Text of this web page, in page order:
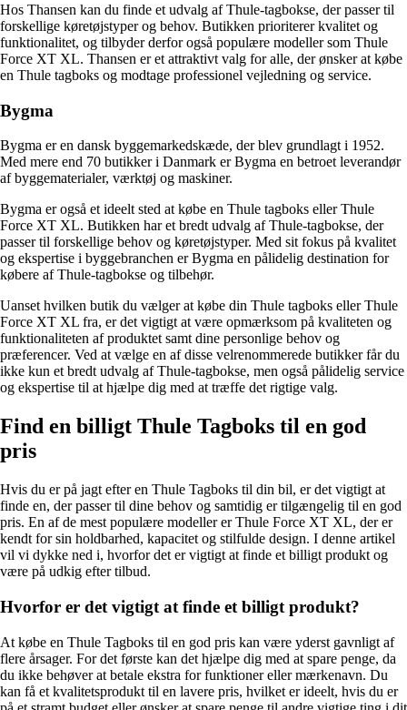
Hos Thansen kan du finde et udvalg af Thule-tagbokse, der passer til
forskellige køretøjstyper og behov. Butikken prioriterer kvalitet og
funktionalitet, og tilbyder derfor også populære modeller som Thule
Force XT XL. Thansen er et attraktivt valg for alle, der ønsker at købe
en Thule tagboks og modtage professionel vejledning og service.
Bygma
Bygma er en dansk byggemarkedskæde, der blev grundlagt i 1952.
Med mere end 70 butikker i Danmark er Bygma en betroet leverandør
af byggematerialer, værktøj og maskiner.
Bygma er også et ideelt sted at købe en Thule tagboks eller Thule
Force XT XL. Butikken har et bredt udvalg af Thule-tagbokse, der
passer til forskellige behov og køretøjstyper. Med sit fokus på kvalitet
og ekspertise i byggebranchen er Bygma en pålidelig destination for
købere af Thule-tagbokse og tilbehør.
Uanset hvilken butik du vælger at købe din Thule tagboks eller Thule
Force XT XL fra, er det vigtigt at være opmærksom på kvaliteten og
funktionaliteten af produktet samt dine personlige behov og
præferencer. Ved at vælge en af ​​disse velrenommerede butikker får du
ikke kun et bredt udvalg af Thule-tagbokse, men også pålidelig service
og ekspertise til at hjælpe dig med at træffe det rigtige valg.
Find en billigt Thule Tagboks til en god
pris
Hvis du er på jagt efter en Thule Tagboks til din bil, er det vigtigt at
finde en, der passer til dine behov og samtidig er tilgængelig til en god
pris. En af de mest populære modeller er Thule Force XT XL, der er
kendt for sin holdbarhed, kapacitet og stilfulde design. I denne artikel
vil vi dykke ned i, hvorfor det er vigtigt at finde et billigt produkt og
være på udkig efter tilbud.
Hvorfor er det vigtigt at finde et billigt produkt?
At købe en Thule Tagboks til en god pris kan være yderst gavnligt af
flere årsager. For det første kan det hjælpe dig med at spare penge, da
du ikke behøver at betale ekstra for funktioner eller mærkenavn. Du
kan få et kvalitetsprodukt til en lavere pris, hvilket er ideelt, hvis du er